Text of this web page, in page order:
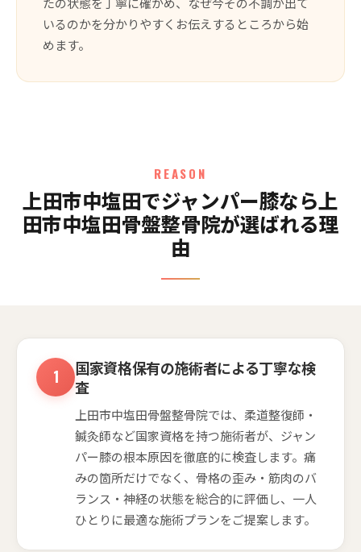
いるのかを分かりやすくお伝えするところから始
めます。
REASON
上田市中塩田でジャンパー膝なら上
田市中塩田骨盤整骨院が選ばれる理
由
国家資格保有の施術者による丁寧な検
査
上田市中塩田骨盤整骨院では、柔道整復師・
鍼灸師など国家資格を持つ施術者が、ジャン
パー膝の根本原因を徹底的に検査します。痛
みの箇所だけでなく、骨格の歪み・筋肉のバ
ランス・神経の状態を総合的に評価し、一人
ひとりに最適な施術プランをご提案します。